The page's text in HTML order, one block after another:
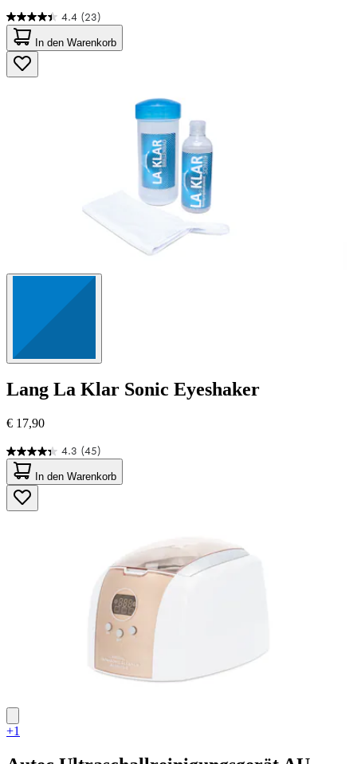
4.4 (23)
4.4
von
5
Sternen.
23
In den Warenkorb
Lang La Klar Sonic Eyeshaker
€ 17,90
4.3 (45)
4.3
von
5
Sternen.
45
In den Warenkorb
+1